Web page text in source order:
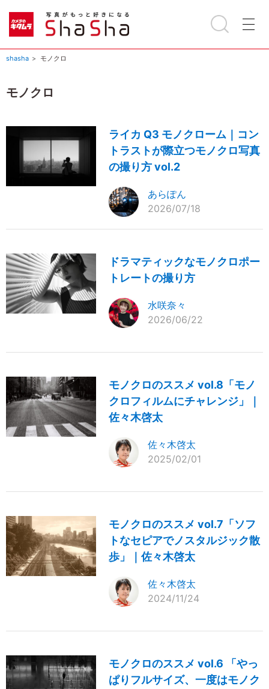
shasha モノクロ
モノクロ
ライカ Q3 モノクローム｜コン
トラストが際立つモノクロ写真
の撮り方 vol.2
あらぽん
2026/07/18
ドラマティックなモノクロポー
トレートの撮り方
水咲奈々
2026/06/22
モノクロのススメ vol.8「モノ
クロフィルムにチャレンジ」｜
佐々木啓太
佐々木啓太
2025/02/01
モノクロのススメ vol.7「ソフ
トなセピアでノスタルジック散
歩」｜佐々木啓太
佐々木啓太
2024/11/24
モノクロのススメ vol.6 「やっ
ぱりフルサイズ、一度はモノク